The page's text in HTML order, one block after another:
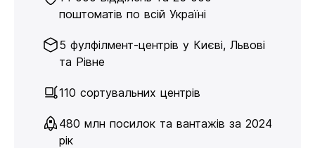
поштоматів по всій Україні
5 фулфілмент-центрів у Києві, Львові
та Рівне
110 сортувальних центрів
480 млн посилок та вантажів за 2024
рік